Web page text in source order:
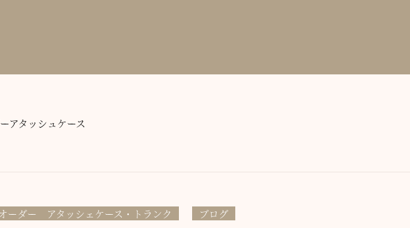
アタッシュケース
オーダー アタッシェケース・トランク ブログ